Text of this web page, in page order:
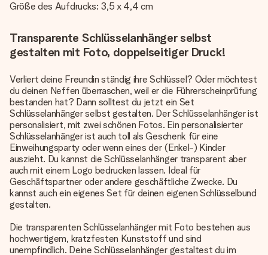
Größe des Aufdrucks: 3,5 x 4,4 cm
Transparente Schlüsselanhänger selbst
gestalten mit Foto, doppelseitiger Druck!
Verliert deine Freundin ständig ihre Schlüssel? Oder möchtest
du deinen Neffen überraschen, weil er die Führerscheinprüfung
bestanden hat? Dann solltest du jetzt ein Set
Schlüsselanhänger selbst gestalten. Der Schlüsselanhänger ist
personalisiert, mit zwei schönen Fotos. Ein personalisierter
Schlüsselanhänger ist auch toll als Geschenk für eine
Einweihungsparty oder wenn eines der (Enkel-) Kinder
auszieht. Du kannst die Schlüsselanhänger transparent aber
auch mit einem Logo bedrucken lassen. Ideal für
Geschäftspartner oder andere geschäftliche Zwecke. Du
kannst auch ein eigenes Set für deinen eigenen Schlüsselbund
gestalten.
Die transparenten Schlüsselanhänger mit Foto bestehen aus
hochwertigem, kratzfesten Kunststoff und sind
unempfindlich. Deine Schlüsselanhänger gestaltest du im